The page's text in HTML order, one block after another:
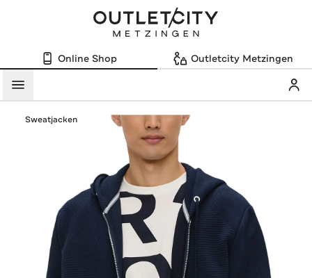
Online Shop Outletcity Metzingen
Menü
Sweatjacken